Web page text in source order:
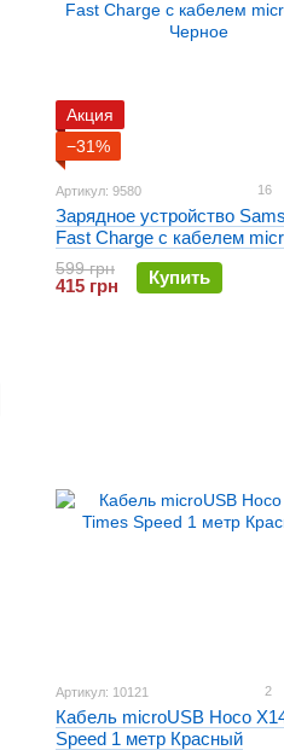
Акция
−31%
Артикул: 9580 16
Зарядное устройство
Fast Charge с кабелем
Черное
599 грн
415 грн Купить
Артикул: 10121 2
Кабель microUSB Hoco
Speed 1 метр Красный